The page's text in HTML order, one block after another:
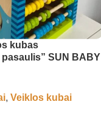
kubas
SUN BABY
, Veiklos kubai